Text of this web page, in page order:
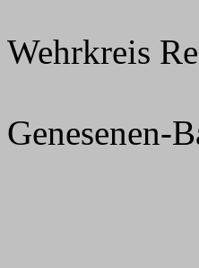
Wehrkreis
Genesenen-